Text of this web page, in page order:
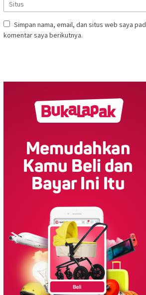
Simpan nama, email, dan situs web saya
komentar saya berikutnya.